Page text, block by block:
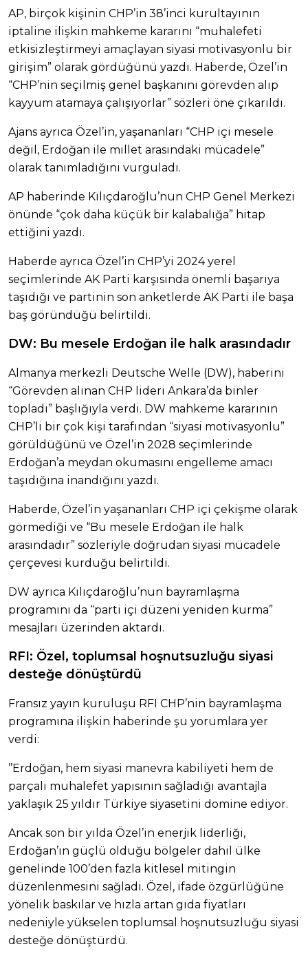
AP, birçok kişinin CHP’in 38’inci kurultayının
iptaline ilişkin mahkeme kararını “muhalefeti
etkisizleştirmeyi amaçlayan siyasi motivasyonlu bir
girişim” olarak gördüğünü yazdı. Haberde, Özel’in
“CHP’nin seçilmiş genel başkanını görevden alıp
kayyum atamaya çalışıyorlar” sözleri öne çıkarıldı.
Ajans ayrıca Özel’in, yaşananları “CHP içi mesele
değil, Erdoğan ile millet arasındaki mücadele”
olarak tanımladığını vurguladı.
AP haberinde Kılıçdaroğlu’nun CHP Genel Merkezi
önünde “çok daha küçük bir kalabalığa” hitap
ettiğini yazdı.
Haberde ayrıca Özel’in CHP’yi 2024 yerel
seçimlerinde AK Parti karşısında önemli başarıya
taşıdığı ve partinin son anketlerde AK Parti ile başa
baş göründüğü belirtildi.
DW: Bu mesele Erdoğan ile halk arasındadır
Almanya merkezli Deutsche Welle (DW), haberini
“Görevden alınan CHP lideri Ankara’da binler
topladı” başlığıyla verdi. DW mahkeme kararının
CHP’li bir çok kişi tarafından “siyasi motivasyonlu”
görüldüğünü ve Özel’in 2028 seçimlerinde
Erdoğan’a meydan okumasını engelleme amacı
taşıdığına inandığını yazdı.
Haberde, Özel’in yaşananları CHP içi çekişme olarak
görmediği ve “Bu mesele Erdoğan ile halk
arasındadır” sözleriyle doğrudan siyasi mücadele
çerçevesi kurduğu belirtildi.
DW ayrıca Kılıçdaroğlu’nun bayramlaşma
programını da “parti içi düzeni yeniden kurma”
mesajları üzerinden aktardı.
RFI: Özel, toplumsal hoşnutsuzluğu siyasi
desteğe dönüştürdü
Fransız yayın kuruluşu RFI CHP’nin bayramlaşma
programına ilişkin haberinde şu yorumlara yer
verdi:
’’Erdoğan, hem siyasi manevra kabiliyeti hem de
parçalı muhalefet yapısının sağladığı avantajla
yaklaşık 25 yıldır Türkiye siyasetini domine ediyor.
Ancak son bir yılda Özel’in enerjik liderliği,
Erdoğan’ın güçlü olduğu bölgeler dahil ülke
genelinde 100’den fazla kitlesel mitingin
düzenlenmesini sağladı. Özel, ifade özgürlüğüne
yönelik baskılar ve hızla artan gıda fiyatları
nedeniyle yükselen toplumsal hoşnutsuzluğu siyasi
desteğe dönüştürdü.